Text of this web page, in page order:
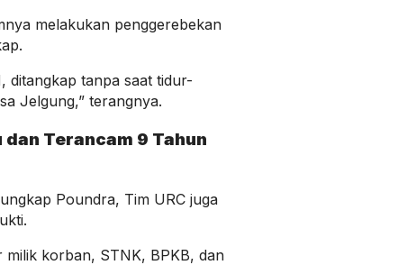
melakukan penggerebekan
ditangkap tanpa saat tidur-
Jelgung,” terangnya.
Terancam 9 Tahun
Poundra, Tim URC juga
milik korban, STNK, BPKB, dan